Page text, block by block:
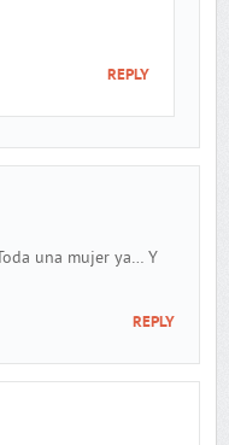
REPLY
una mujer ya… Y
REPLY